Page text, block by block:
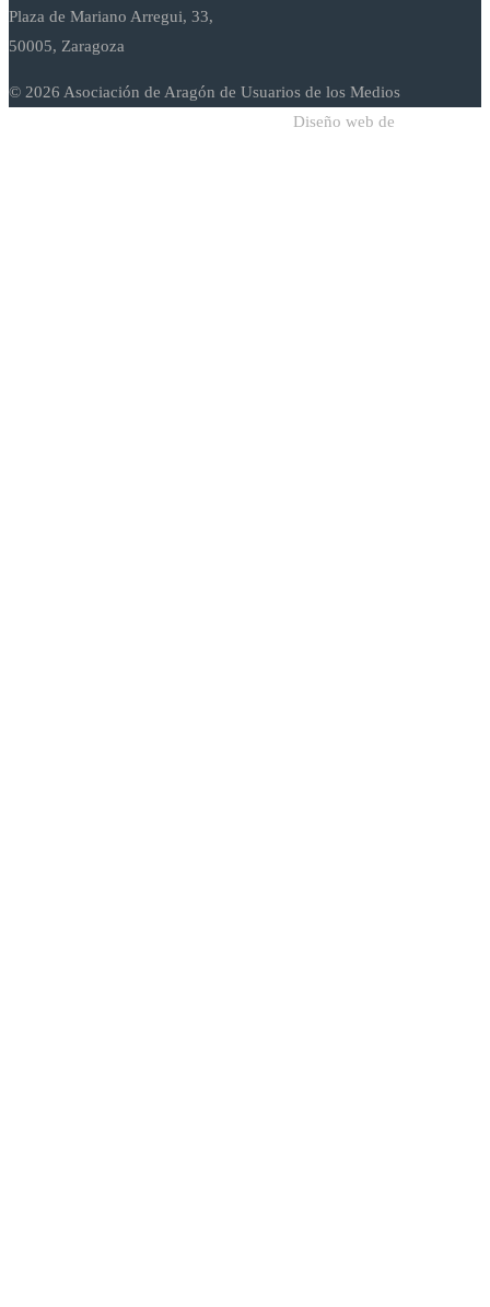
Plaza de Mariano Arregui, 33,
50005, Zaragoza
© 2026 Asociación de Aragón de Usuarios de los Medios
Diseño web de